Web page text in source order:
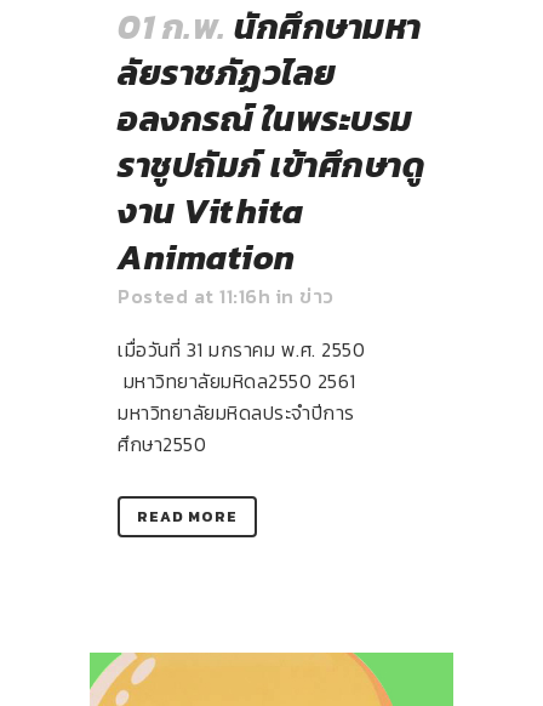
01 ก.พ. นักศึกษามหา
ลัยราชภัฏวไลย
อลงกรณ์ ในพระบรม
ราชูปถัมภ์ เข้าศึกษาดู
งาน Vithita
Animation
Posted at 11:16h in ข่าว
เมื่อวันที่ 31 มกราคม พ.ศ. 2550
มหาวิทยาลัยมหิดล2550 2561
มหาวิทยาลัยมหิดลประจำปีการ
ศึกษา2550
READ MORE